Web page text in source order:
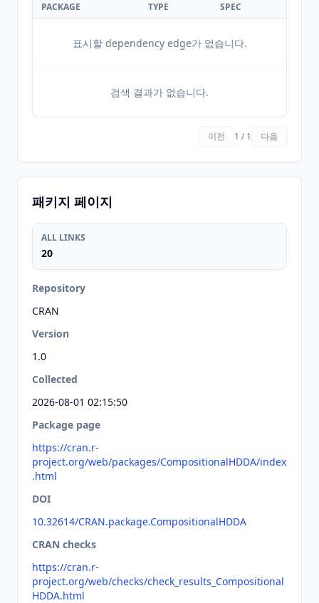
PACKAGE TYPE SPEC
표시할 dependency edge가 없습니다.
검색 결과가 없습니다.
이전 1 / 1 다음
패키지 페이지
ALL LINKS
20
Repository
CRAN
Version
1.0
Collected
2026-08-01 02:15:50
Package page
https://cran.r-
project.org/web/packages/CompositionalHDDA/index
.html
DOI
10.32614/CRAN.package.CompositionalHDDA
CRAN checks
https://cran.r-
project.org/web/checks/check_results_Compositional
HDDA.html